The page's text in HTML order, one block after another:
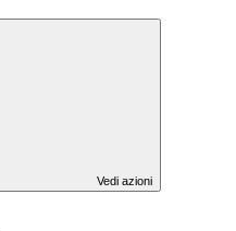
Vedi azioni